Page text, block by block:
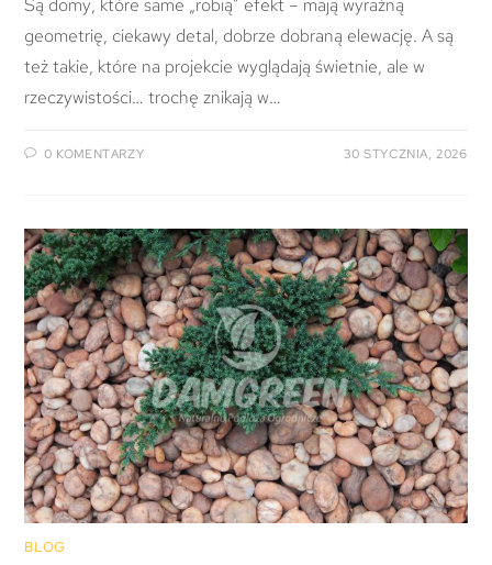
Są domy, które same „robią” efekt – mają wyraźną
geometrię, ciekawy detal, dobrze dobraną elewację. A są
też takie, które na projekcie wyglądają świetnie, ale w
rzeczywistości… trochę znikają w…
0 KOMENTARZY 30 STYCZNIA, 2026
BLOG